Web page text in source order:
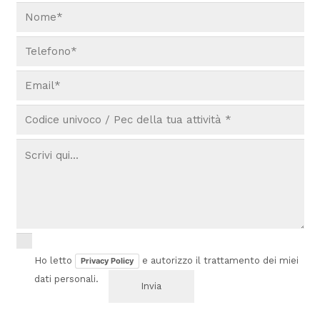
Ho letto Privacy Policy
e autorizzo il trattamento dei miei
dati personali.